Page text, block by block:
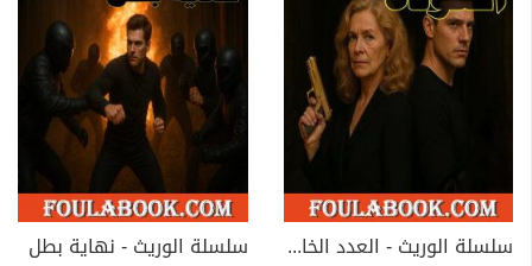
سلسلة الوريث - العدد الخامس والعشرون: العودة سلسلة الوريث - نهاية بطل